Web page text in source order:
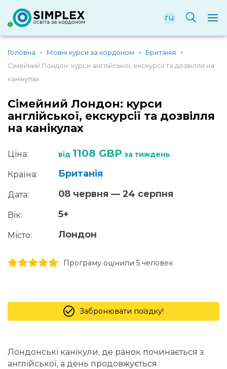
ru
Головна Мовні курси за кордоном
Британія
Сімейний Лондон: курси англійської, екскурсії та дозвілля на
канікулах
Сімейний Лондон: курси
англійської, екскурсії та дозвілля
на канікулах
Ціна: від 1108 GBP за тиждень
Країна: Британія
Дата: 08 червня — 24 серпня
Вік: 5+
Місто: Лондон
5 stars
4 stars
3 stars
2 stars
1 stars Програму оцінили 5 человек
Забронювати поїздку!
Лондонські канікули, де ранок починається з
англійської, а день продовжується